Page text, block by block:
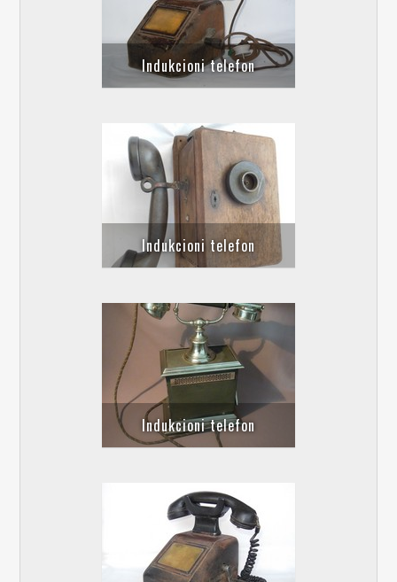
Indukcioni telefon
Indukcioni telefon
Indukcioni telefon